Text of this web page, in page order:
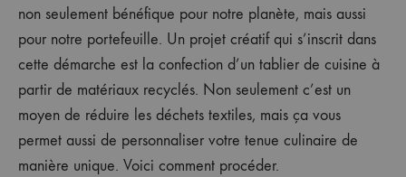
non seulement bénéfique pour notre planète, mais aussi
pour notre portefeuille. Un projet créatif qui s’inscrit dans
cette démarche est la confection d’un tablier de cuisine à
partir de matériaux recyclés. Non seulement c’est un
moyen de réduire les déchets textiles, mais ça vous
permet aussi de personnaliser votre tenue culinaire de
manière unique. Voici comment procéder.